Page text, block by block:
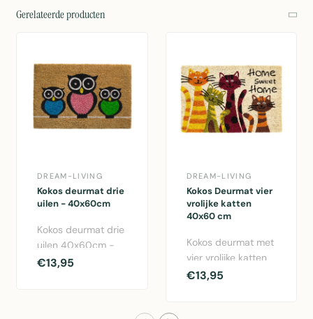
Gerelateerde producten
DREAM-LIVING
Kokos deurmat drie
uilen - 40x60cm
Kokos deurmat drie
uilen 40x60cm -
functionele
€13,95
DREAM-LIVING
Kokos Deurmat vier
vrolijke katten
40x60 cm
Kokos deurmat met
vier vrolijke katten
en 'Home sweet
€13,95